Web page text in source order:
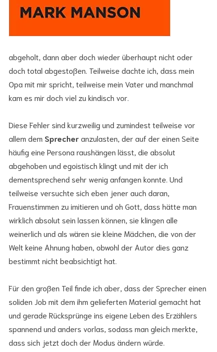
abgeholt, dann aber doch wieder überhaupt nicht oder
doch total abgestoßen. Teilweise dachte ich, dass mein
Opa mit mir spricht, teilweise mein Vater und manchmal
kam es mir doch viel zu kindisch vor.
Diese Fehler sind kurzweilig und zumindest teilweise vor
allem dem Sprecheranzulasten, der auf der einen Seite
häufig eine Persona raushängen lässt, die absolut
abgehoben und egoistisch klingt und mit der ich
dementsprechend sehr wenig anfangen konnte. Und
teilweise versuchte sich eben jener auch daran,
Frauenstimmen zu imitieren und oh Gott, dass hätte man
wirklich absolut sein lassen können, sie klingen alle
weinerlich und als wären sie kleine Mädchen, die von der
Welt keine Ahnung haben, obwohl der Autor dies ganz
bestimmt nicht beabsichtigt hat.
Für den großen Teil finde ich aber, dass der Sprecher einen
soliden Job mit dem ihm gelieferten Material gemacht hat
und gerade Rücksprünge ins eigene Leben des Erzählers
spannend und anders vorlas, sodass man gleich merkte,
dass sich jetzt doch der Modus ändern würde.